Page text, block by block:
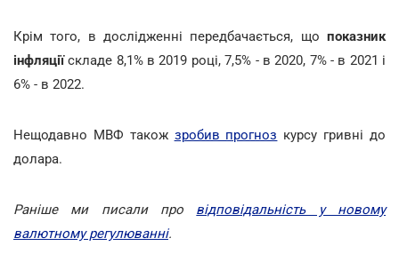
Крім того, в дослідженні передбачається, що показник
інфляціїскладе 8,1% в 2019 році, 7,5% - в 2020, 7% - в 2021 і
6% - в 2022.
Нещодавно МВФ також зробив прогноз курсу гривні до
долара.
Раніше ми писали про відповідальність у новому
валютному регулюванні.